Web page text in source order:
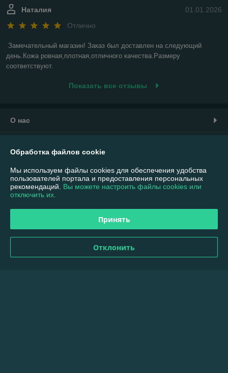
01.01.2026
Наталия
Отлично
Замечательный магазин! Заказ был доставлен на следующий
день.Кожа ровная,плотная,отличного качества.Размеру
соответствуют.
Показать все отзывы
О нас
Доставка и оплата
График работы
Политика обработки cookies
Обработка файлов cookie
Мы используем файлы cookies для обеспечения удобства
пользователей портала и предоставления персональных
рекомендаций. Вы можете настроить файлы cookies или
отключить их.
Принять
Отклонить